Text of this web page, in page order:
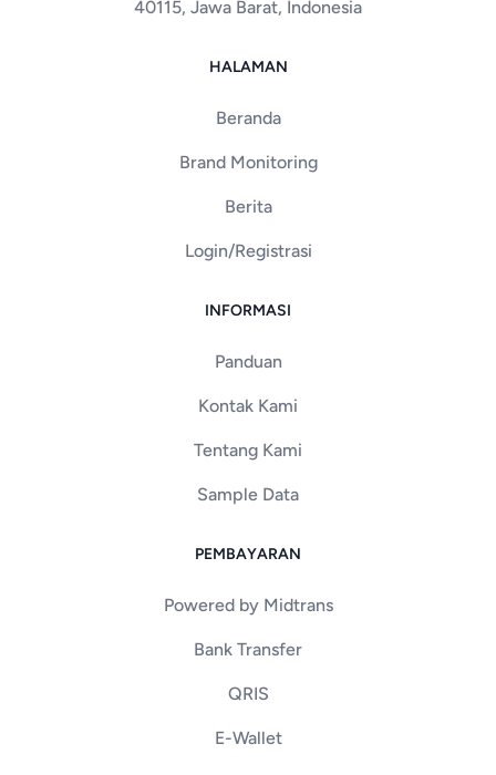
40115, Jawa Barat, Indonesia
HALAMAN
Beranda
Brand Monitoring
Berita
Login/Registrasi
INFORMASI
Panduan
Kontak Kami
Tentang Kami
Sample Data
PEMBAYARAN
Powered by Midtrans
Bank Transfer
QRIS
E-Wallet